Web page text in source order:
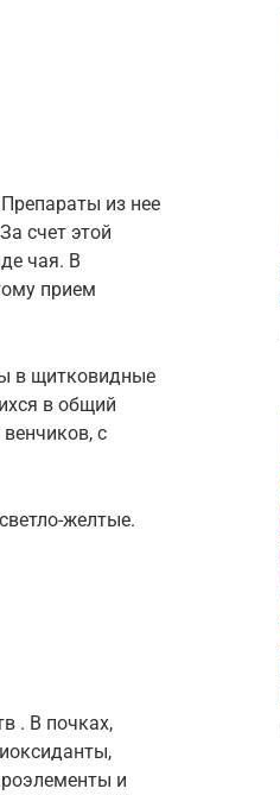
из нее
счет этой
чая. В
прием
в щитковидные
в общий
с
желтые.
. В почках,
и